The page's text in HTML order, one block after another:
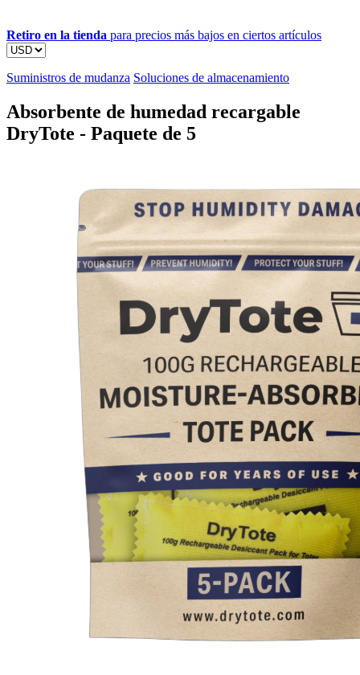
Retiro en la tienda para precios más bajos en ciertos artículos
Suministros de mudanza Soluciones de almacenamiento
Absorbente de humedad recargable
DryTote - Paquete de 5